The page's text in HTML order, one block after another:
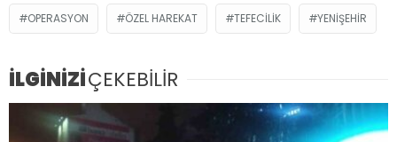
OPERASYON ÖZEL HAREKAT TEFECILIK YENIŞEHIR
İLGİNİZİÇEKEBİLİR